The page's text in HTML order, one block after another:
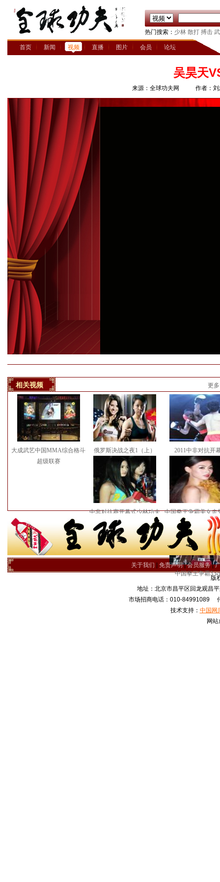
热门搜索： 少林 散打 搏击
首页 新闻 视频 直播 图片 会员 论坛
吴昊天
来源：全球功夫网 作者：
相关视频 更
大成武艺中国MMA综合格斗
超级联赛
俄罗斯决战之夜1（上） 2011中非对抗开
中非对抗赛开幕式少林功夫
表演
中国拳王争霸美女走
中国拳王争霸
关于我们 免责声明|会员服务|
版
地址：北京市昌平区回龙观昌
市场招商电话：010-84991089
技术支持： 中国网
网